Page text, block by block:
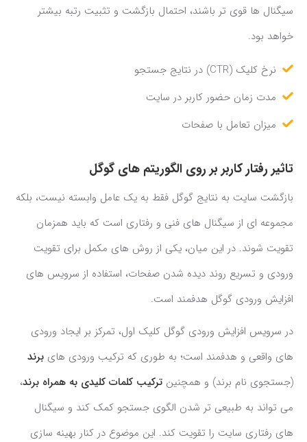
سیگنال ها قوی تر باشند، احتمال بازگشت و تثبیت رتبه بیشتر
خواهد بود.
نرخ کلیک (CTR) در نتایج جستجو
مدت زمان حضور کاربر در سایت
میزان تعامل با صفحات
تاثیر رفتار کاربر بر روی الگوریتم های گوگل
بازگشت سایت به نتایج گوگل فقط به یک عامل وابسته نیست، بلکه
مجموعه ای از سیگنال های فنی و رفتاری است که باید همزمان
تقویت شوند. در این میان، یکی از روش های مکمل برای تقویت
ورودی و تسریع روند دیده شدن صفحات، استفاده از سرویس های
افزایش ورودی گوگل هدفمند است.
در سرویس افزایش ورودی گوگل کلیک اول، تمرکز بر ایجاد ورودی
های واقعی و هدفمند است؛ به طوری که ترکیب ورودی های برند
(جستجوی نام برند) و همچنین ترکیب کلمات کلیدی به همراه برند،
می تواند به طبیعی تر شدن الگوی جستجو کمک کند و سیگنال
های رفتاری سایت را تقویت کند. این موضوع در کنار بهینه سازی